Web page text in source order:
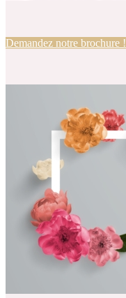
Demandez notre brochure !